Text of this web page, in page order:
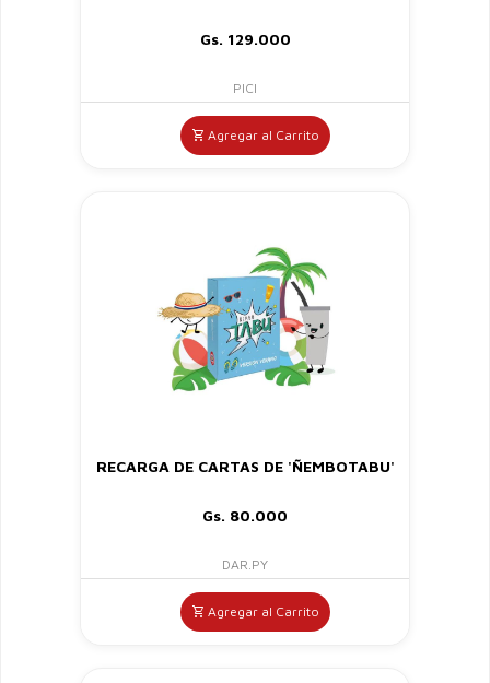
Gs. 129.000
PICI
Agregar al Carrito
RECARGA DE CARTAS DE 'ÑEMBOTABU'
Gs. 80.000
DAR.PY
Agregar al Carrito